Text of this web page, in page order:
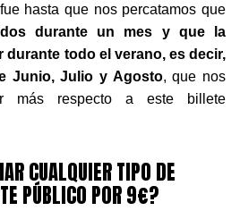
hasta que nos percatamos que
durante un mes y que la
durante todo el verano, es decir,
Junio, Julio y Agosto, que nos
más respecto a este billete
CUALQUIER TIPO DE
PÚBLICO POR 9€?